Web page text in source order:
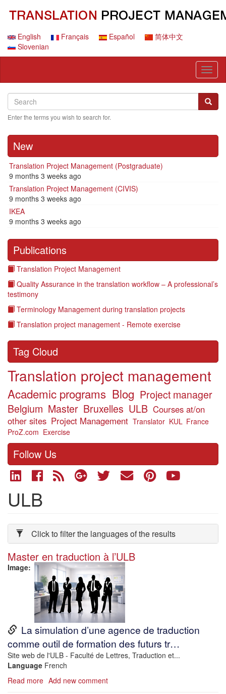
contentEnglish Français Español
简体中文
Slovenian
Search
Search
Enter the terms you wish to search for.
New
Translation Project Management (Postgraduate)
9 months 3 weeks ago
Translation Project Management (CIVIS)
9 months 3 weeks ago
IKEA
9 months 3 weeks ago
Publications
Translation Project Management
Quality Assurance in the translation workflow – A professional’s
testimony
Terminology Management during translation projects
Translation project management - Remote exercise
Tag Cloud
Translation project management
Academic programs Blog Project manager
Belgium Master Bruxelles ULB Courses at/on
other sites Project Management Translator KUL France
ProZ.com Exercise
Follow Us
ULB
Click to filter the languages of the results
Master en traduction à l’ULB
Image
URLLa simulation d’une agence de traduction
comme outil de formation des futurs tr…
Description
Site web de l'ULB - Faculté de Lettres, Traduction et...
Language French
Read more about
Add new comment